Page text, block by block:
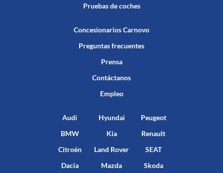
Pruebas de coches
Concesionarios Carnovo
Preguntas frecuentes
Prensa
Contáctanos
Empleo
Audi
BMW
Citroën
Dacia
Hyundai
Kia
Land Rover
Mazda
Peugeot
Renault
SEAT
Skoda